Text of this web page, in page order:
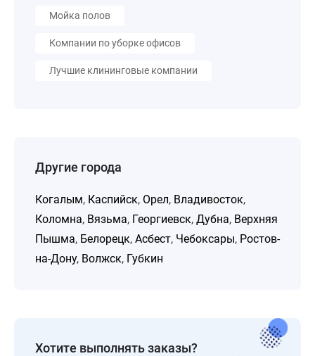
Мойка полов
Компании по уборке офисов
Лучшие клининговые компании
Другие города
Когалым, Каспийск, Орел, Владивосток,
Коломна, Вязьма, Георгиевск, Дубна, Верхняя
Пышма, Белорецк, Асбест, Чебоксары, Ростов-
на-Дону, Волжск, Губкин
Хотите выполнять заказы?